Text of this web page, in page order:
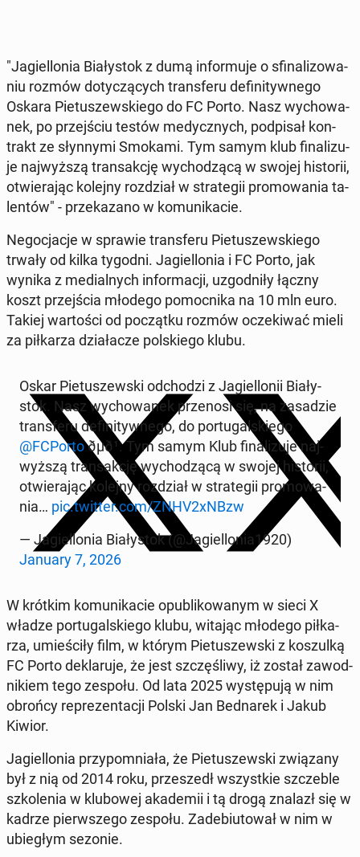
"Ja­giel­lo­nia Bia­ły­stok z dumą in­for­mu­je o sfi­na­li­zo­wa­
niu rozmów do­ty­czą­cych trans­fe­ru de­fi­ni­tyw­ne­go
Oskara Pie­tu­szew­skie­go do FC Porto. Nasz wy­cho­wa­
nek, po przej­ściu testów me­dycz­nych, pod­pi­sał kon­
trakt ze słyn­ny­mi Smokami. Tym samym klub fi­na­li­zu­
je naj­wyż­szą trans­ak­cję wy­cho­dzą­cą w swojej hi­sto­rii,
otwie­ra­jąc kolejny roz­dział w stra­te­gii pro­mo­wa­nia ta­
len­tów" - prze­ka­za­no w ko­mu­ni­ka­cie.
Ne­go­cja­cje w sprawie trans­fe­ru Pie­tu­szew­skie­go
trwały od kilka tygodni. Ja­giel­lo­nia i FC Porto, jak
wynika z me­dial­nych in­for­ma­cji, uzgod­ni­ły łączny
koszt przej­ścia młodego po­moc­ni­ka na 10 mln euro.
Takiej war­to­ści od po­cząt­ku rozmów ocze­ki­wać mieli
za pił­ka­rza dzia­ła­cze pol­skie­go klubu.
Oskar Pie­tu­szew­ski od­cho­dzi z Ja­giel­lo­nii Bia­ły­
stok. Nasz wy­cho­wa­nek prze­no­si się, na za­sa­dzie
trans­fe­ru de­fi­ni­tyw­ne­go, do por­tu­gal­skie­go
@FCPortoðµð¹. Tym samym Klub fi­na­li­zu­je naj­
wyż­szą trans­ak­cję wy­cho­dzą­cą w swojej hi­sto­rii,
otwie­ra­jąc kolejny roz­dział w stra­te­gii pro­mo­wa­
nia… pic.twitter.com/ZNHV2xNBzw
— Ja­giel­lo­nia Bia­ły­stok (@Ja­giel­lo­nia1920)
January 7, 2026
W krótkim ko­mu­ni­ka­cie opu­bli­ko­wa­nym w sieci X
władze por­tu­gal­skie­go klubu, witając młodego pił­ka­
rza, umie­ści­ły film, w którym Pie­tu­szew­ski z ko­szul­ką
FC Porto de­kla­ru­je, że jest szczę­śli­wy, iż został za­wod­
ni­kiem tego zespołu. Od lata 2025 wy­stę­pu­ją w nim
obrońcy re­pre­zen­ta­cji Polski Jan Bed­na­rek i Jakub
Kiwior.
Ja­giel­lo­nia przy­po­mnia­ła, że Pie­tu­szew­ski zwią­za­ny
był z nią od 2014 roku, prze­szedł wszyst­kie szcze­ble
szko­le­nia w klu­bo­wej aka­de­mii i tą drogą znalazł się w
kadrze pierw­sze­go zespołu. Za­de­biu­to­wał w nim w
ubie­głym sezonie.